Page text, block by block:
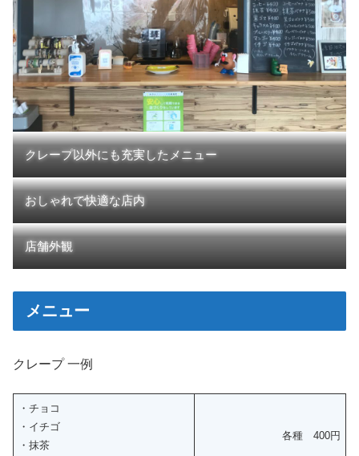
クレープ以外にも充実したメニュー
おしゃれで快適な店内
店舗外観
メニュー
クレープ 一例
・チョコ
・イチゴ
・抹茶
各種 400円